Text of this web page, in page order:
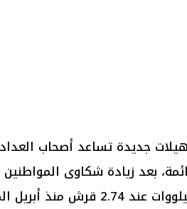
جديدة تساعد أصحاب
بعد زيادة شكاوى المواطنين
تكلفة الشحن نتيجة تثبيت سعر الكيلووات